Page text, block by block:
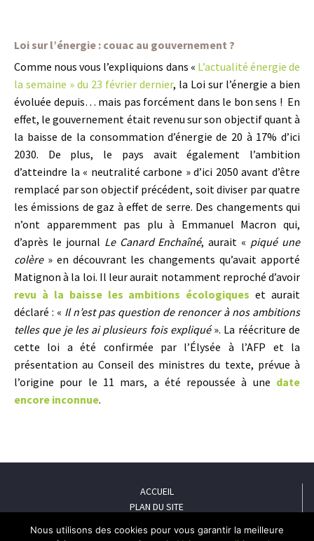
Loi sur l’énergie : couac au gouvernement ?
Comme nous vous l’expliquions dans « L’actualité énergie de
la semaine » du 23 février dernier, la Loi sur l’énergie a bien
évoluée depuis… mais pas forcément dans le bon sens ! En
effet, le gouvernement était revenu sur son objectif quant à
la baisse de la consommation d’énergie de 20 à 17% d’ici
2030. De plus, le pays avait également l’ambition
d’atteindre la « neutralité carbone » d’ici 2050 avant d’être
remplacé par son objectif précédent, soit diviser par quatre
les émissions de gaz à effet de serre. Des changements qui
n’ont apparemment pas plu à Emmanuel Macron qui,
d’après le journal Le Canard Enchaîné, aurait « piqué une
colère» en découvrant les changements qu’avait apporté
Matignon à la loi. Il leur aurait notamment reproché d’avoir
revu à la baisse les ambitions écologiques et aurait
déclaré : « Il n’est pas question de renoncer à nos ambitions
telles que je les ai plusieurs fois expliqué». La réécriture de
cette loi a été confirmée par l’Élysée à l’AFP et la
présentation au Conseil des ministres du texte, prévue à
l’origine pour le 11 mars, a été repoussée à une date
encore inconnue.
ACCUEIL
PLAN DU SITE
POLITIQUE DE CONFIDENTIALITÉ
Nous utilisons des cookies pour vous garantir la meilleure